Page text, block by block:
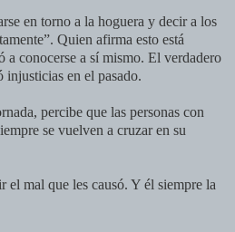
en torno a la hoguera y decir a los
Quien afirma esto está
a conocerse a sí mismo. El verdadero
injusticias en el pasado.
percibe que las personas con
se vuelven a cruzar en su
el mal que les causó. Y él siempre la